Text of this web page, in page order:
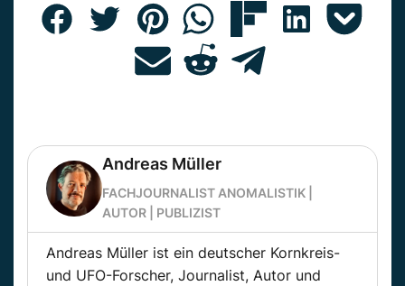
Andreas Müller
FACHJOURNALIST ANOMALISTIK |
AUTOR | PUBLIZIST
Andreas Müller ist ein deutscher Kornkreis-
und UFO-Forscher, Journalist, Autor und